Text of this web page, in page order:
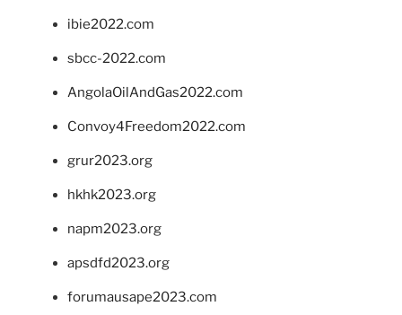
ibie2022.com
sbcc-2022.com
AngolaOilAndGas2022.com
Convoy4Freedom2022.com
grur2023.org
hkhk2023.org
napm2023.org
apsdfd2023.org
forumausape2023.com